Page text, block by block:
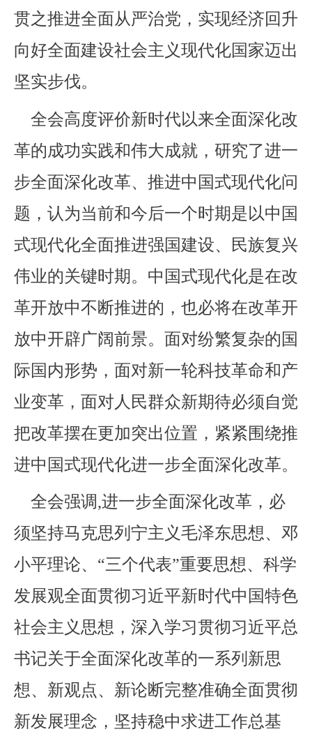
贯之推进全面从严治党，实现经济回升
向好全面建设社会主义现代化国家迈出
坚实步伐。
全会高度评价新时代以来全面深化改
革的成功实践和伟大成就，研究了进一
步全面深化改革、推进中国式现代化问
题，认为当前和今后一个时期是以中国
式现代化全面推进强国建设、民族复兴
伟业的关键时期。中国式现代化是在改
革开放中不断推进的，也必将在改革开
放中开辟广阔前景。面对纷繁复杂的国
际国内形势，面对新一轮科技革命和产
业变革，面对人民群众新期待必须自觉
把改革摆在更加突出位置，紧紧围绕推
进中国式现代化进一步全面深化改革。
全会强调,进一步全面深化改革，必
须坚持马克思列宁主义毛泽东思想、邓
小平理论、“三个代表”重要思想、科学
发展观全面贯彻习近平新时代中国特色
社会主义思想，深入学习贯彻习近平总
书记关于全面深化改革的一系列新思
想、新观点、新论断完整准确全面贯彻
新发展理念，坚持稳中求进工作总基